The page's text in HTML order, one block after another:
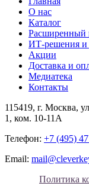
О нас
Каталог
Расширенный
ИТ-решения и
Акции
Доставка и
Медиатека
Контакты
115419, г. Москва,
1, ком. 10-11А
Телефон: +7 (495)
Email:
Политика